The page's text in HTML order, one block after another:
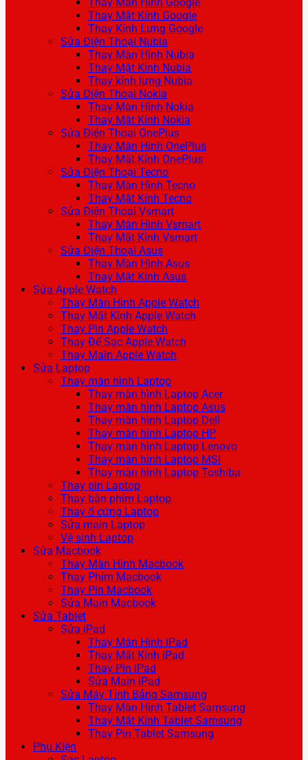
Thay Mặt Kính Google
Thay Kính Lưng Google
Sửa Điện Thoại Nubia
Thay Màn Hình Nubia
Thay Mặt Kính Nubia
Thay kính lưng Nubia
Sửa Điện Thoại Nokia
Thay Màn Hình Nokia
Thay Mặt Kính Nokia
Sửa Điện Thoại OnePlus
Thay Màn Hình OnePlus
Thay Mặt Kính OnePlus
Sửa Điện Thoại Tecno
Thay Màn Hình Tecno
Thay Mặt Kính Tecno
Sửa Điện Thoại Vsmart
Thay Màn Hình Vsmart
Thay Mặt Kính Vsmart
Sửa Điện Thoại Asus
Thay Màn Hình Asus
Thay Mặt Kính Asus
Sửa Apple Watch
Thay Màn Hình Apple Watch
Thay Mặt Kính Apple Watch
Thay Pin Apple Watch
Thay Đế Sạc Apple Watch
Thay Main Apple Watch
Sửa Laptop
Thay màn hình Laptop
Thay màn hình Laptop Acer
Thay màn hình Laptop Asus
Thay màn hình Laptop Dell
Thay màn hình Laptop HP
Thay màn hình Laptop Lenovo
Thay màn hình Laptop MSI
Thay màn hình Laptop Toshiba
Thay pin Laptop
Thay bàn phím Laptop
Thay ổ cứng Laptop
Sửa main Laptop
Vệ sinh Laptop
Sửa Macbook
Thay Màn Hình Macbook
Thay Phím Macbook
Thay Pin Macbook
Sửa Main Macbook
Sửa Tablet
Sửa iPad
Thay Màn Hình iPad
Thay Mặt Kính iPad
Thay Pin iPad
Sửa Main iPad
Sửa Máy Tính Bảng Samsung
Thay Màn Hình Tablet Samsung
Thay Mặt Kính Tablet Samsung
Thay Pin Tablet Samsung
Phụ Kiện